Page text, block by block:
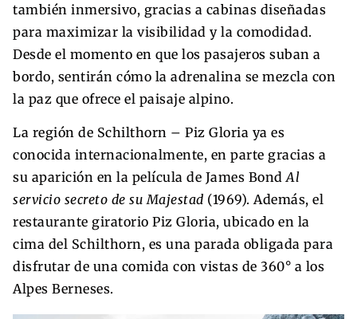
también inmersivo, gracias a cabinas diseñadas
para maximizar la visibilidad y la comodidad.
Desde el momento en que los pasajeros suban a
bordo, sentirán cómo la adrenalina se mezcla con
la paz que ofrece el paisaje alpino.
La región de Schilthorn – Piz Gloria ya es
conocida internacionalmente, en parte gracias a
su aparición en la película de James Bond Al
servicio secreto de su Majestad (1969). Además, el
restaurante giratorio Piz Gloria, ubicado en la
cima del Schilthorn, es una parada obligada para
disfrutar de una comida con vistas de 360° a los
Alpes Berneses.